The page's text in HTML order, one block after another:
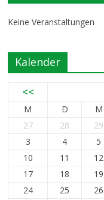
Keine Veranstaltungen
Kalender
<<
M D M
27
28 29
3
4 5
10
11 12
17
18 19
24
25 26